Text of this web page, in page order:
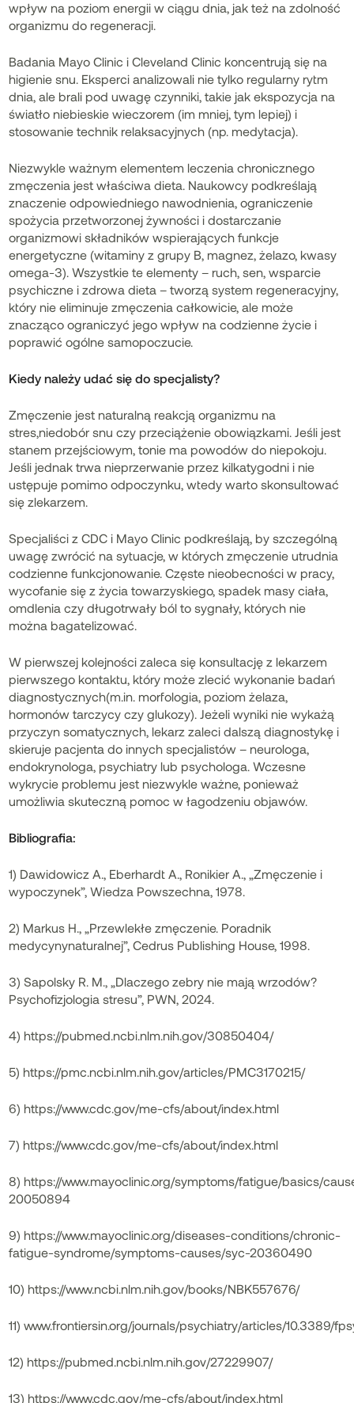
wpływ na poziom energii w ciągu dnia, jak też na zdolność
organizmu do regeneracji.
Badania Mayo Clinic i Cleveland Clinic koncentrują się na
higienie snu. Eksperci analizowali nie tylko regularny rytm
dnia, ale brali pod uwagę czynniki, takie jak ekspozycja na
światło niebieskie wieczorem (im mniej, tym lepiej) i
stosowanie technik relaksacyjnych (np. medytacja).
Niezwykle ważnym elementem leczenia chronicznego
zmęczenia jest właściwa dieta. Naukowcy podkreślają
znaczenie odpowiedniego nawodnienia, ograniczenie
spożycia przetworzonej żywności i dostarczanie
organizmowi składników wspierających funkcje
energetyczne (witaminy z grupy B, magnez, żelazo, kwasy
omega-3). Wszystkie te elementy – ruch, sen, wsparcie
psychiczne i zdrowa dieta – tworzą system regeneracyjny,
który nie eliminuje zmęczenia całkowicie, ale może
znacząco ograniczyć jego wpływ na codzienne życie i
poprawić ogólne samopoczucie.
Kiedy należy udać się do specjalisty?
Zmęczenie jest naturalną reakcją organizmu na
stres,niedobór snu czy przeciążenie obowiązkami. Jeśli jest
stanem przejściowym, tonie ma powodów do niepokoju.
Jeśli jednak trwa nieprzerwanie przez kilkatygodni i nie
ustępuje pomimo odpoczynku, wtedy warto skonsultować
się zlekarzem.
Specjaliści z CDC i Mayo Clinic podkreślają, by szczególną
uwagę zwrócić na sytuacje, w których zmęczenie utrudnia
codzienne funkcjonowanie. Częste nieobecności w pracy,
wycofanie się z życia towarzyskiego, spadek masy ciała,
omdlenia czy długotrwały ból to sygnały, których nie
można bagatelizować.
W pierwszej kolejności zaleca się konsultację z lekarzem
pierwszego kontaktu, który może zlecić wykonanie badań
diagnostycznych(m.in. morfologia, poziom żelaza,
hormonów tarczycy czy glukozy). Jeżeli wyniki nie wykażą
przyczyn somatycznych, lekarz zaleci dalszą diagnostykę i
skieruje pacjenta do innych specjalistów – neurologa,
endokrynologa, psychiatry lub psychologa. Wczesne
wykrycie problemu jest niezwykle ważne, ponieważ
umożliwia skuteczną pomoc w łagodzeniu objawów.
Bibliografia:
1) Dawidowicz A., Eberhardt A., Ronikier A., „Zmęczenie i
wypoczynek”, Wiedza Powszechna, 1978.
2) Markus H., „Przewlekłe zmęczenie. Poradnik
medycynynaturalnej”, Cedrus Publishing House, 1998.
3) Sapolsky R. M., „Dlaczego zebry nie mają wrzodów?
Psychofizjologia stresu”, PWN, 2024.
4) https://pubmed.ncbi.nlm.nih.gov/30850404/
5) https://pmc.ncbi.nlm.nih.gov/articles/PMC3170215/
6) https://www.cdc.gov/me-cfs/about/index.html
7) https://www.cdc.gov/me-cfs/about/index.html
8) https://www.mayoclinic.org/symptoms/fatigue/basics/
20050894
9) https://www.mayoclinic.org/diseases-conditions/chronic-
fatigue-syndrome/symptoms-causes/syc-20360490
10) https://www.ncbi.nlm.nih.gov/books/NBK557676/
11) www.frontiersin.org/journals/psychiatry/articles/10.3389/
12) https://pubmed.ncbi.nlm.nih.gov/27229907/
13) https://www.cdc.gov/me-cfs/about/index.html